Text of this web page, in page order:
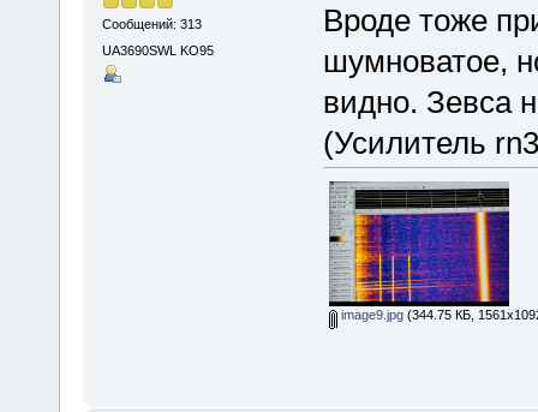
Сообщений: 313
UA3690SWL KO95
Вроде тоже
шумноватое,
видно. Зевса
(Усилитель
image9.jpg(344.75 КБ,